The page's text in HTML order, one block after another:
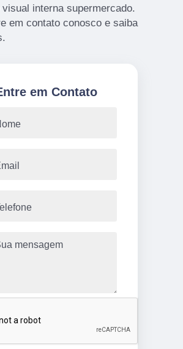
interna supermercado.
em contato conosco e saiba
em Contato